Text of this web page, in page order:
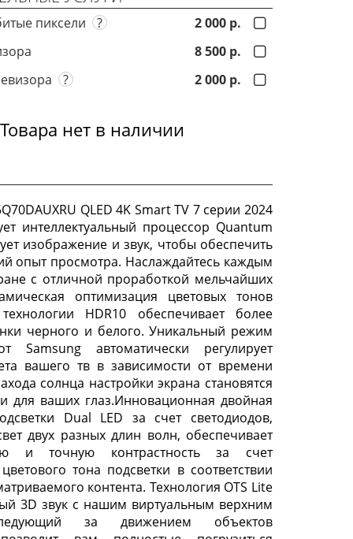
пиксели ?
2 000 р.
8 500 р.
? 2 000 р.
Товара нет в наличии
QLED 4K Smart TV 7 серии 2024
интеллектуальный процессор Quantum
изображение и звук, чтобы обеспечить
опыт просмотра. Наслаждайтесь каждым
с отличной проработкой мельчайших
оптимизация цветовых тонов
HDR10 обеспечивает более
черного и белого. Уникальный режим
Samsung автоматически регулирует
вашего тв в зависимости от времени
солнца настройки экрана становятся
для ваших глаз.Инновационная двойная
Dual LED за счет светодиодов,
двух разных длин волн, обеспечивает
и точную контрастность за счет
тона подсветки в соответствии
контента. Технология OTS Lite
3D звук с нашим виртуальным верхним
за движением объектов